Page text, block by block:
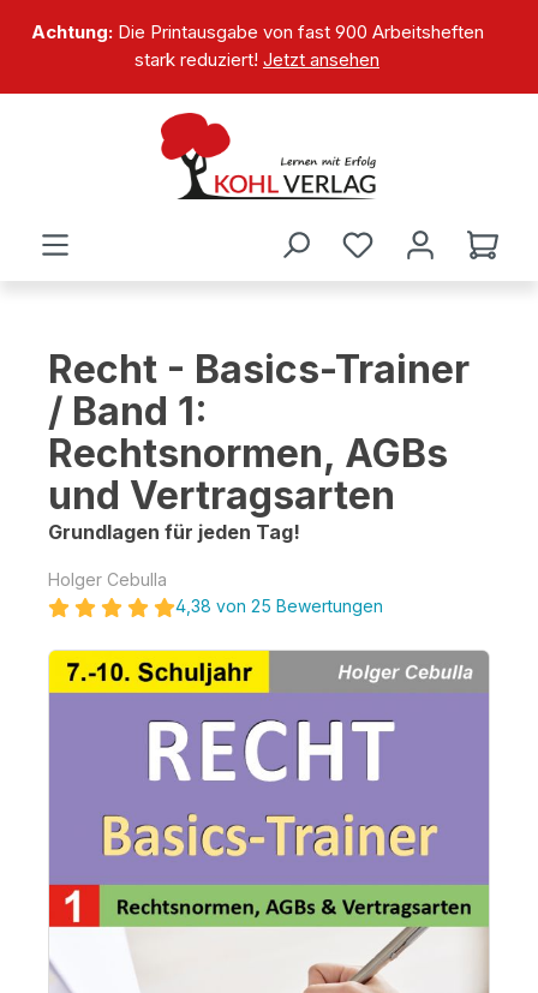
springen
Achtung:Die Printausgabe von fast 900 Arbeitsheften
stark reduziert! Jetzt ansehen
Recht - Basics-Trainer
/ Band 1:
Rechtsnormen, AGBs
und Vertragsarten
Grundlagen für jeden Tag!
Holger Cebulla
4,38 von 25 Bewertungen
Bildergalerie überspringen